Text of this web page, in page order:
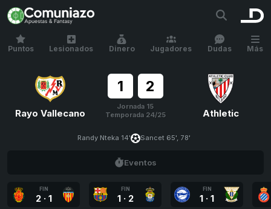
Puntos Lesionados Dinero Jugadores Dudas Más
Rayo Vallecano
1 2
Jornada 15
Temporada 24/25
Athletic
Randy Nteka 14' Sancet 65', 78'
Eventos
FIN
2 · 1
FIN
1 · 2
FIN
1 · 1